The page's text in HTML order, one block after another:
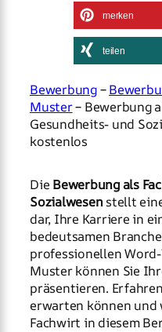
merken
teilen
Bewerbung–
Muster– Bewerbung
Gesundheits- und
kostenlos
Die Bewerbung als
Sozialwesenstellt
dar, Ihre Karriere in
bedeutsamen
professionellen
Muster können Sie
präsentieren.
erwarten können und
Fachwirt in diesem